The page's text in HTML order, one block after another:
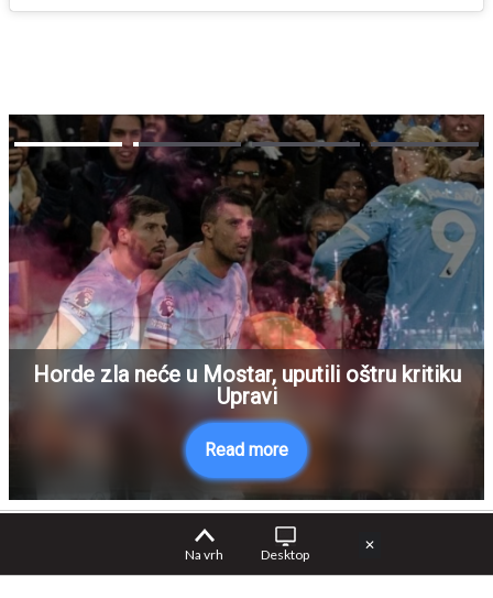
Horde zla neće u Mostar, uputili oštru kritiku
Upravi
Read more
Na vrh Desktop
✕